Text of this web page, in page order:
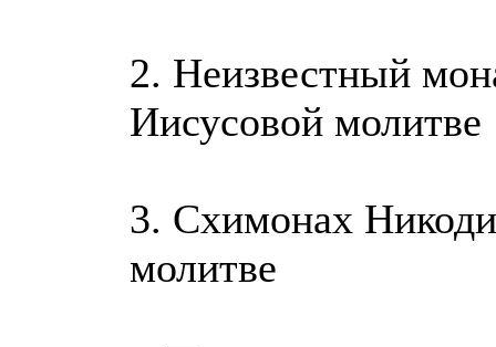
2. Неизвестный
Иисусовой молитве
3. Схимонах
молитве